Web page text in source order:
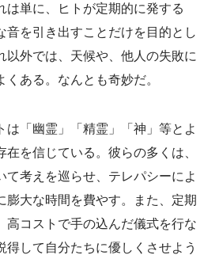
は単に、ヒトが定期的に発する
音を引き出すことだけを目的とし
以外では、天候や、他人の失敗に
ある。なんとも奇妙だ。
は「幽霊」「精霊」「神」等とよ
を信じている。彼らの多くは、
て考えを巡らせ、テレパシーによ
膨大な時間を費やす。また、定期
高コストで手の込んだ儀式を行な
得して自分たちに優しくさせよう